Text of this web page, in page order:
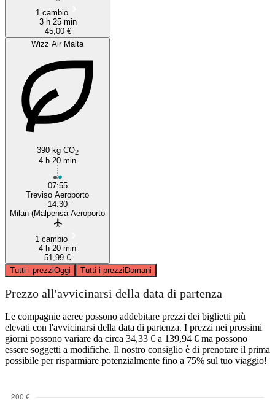
1 cambio
3 h 25 min
45,00 €
Wizz Air Malta
390 kg CO2
4 h 20 min
07:55
Treviso Aeroporto
14:30
Milan (Malpensa Aeroporto
1 cambio
4 h 20 min
51,99 €
Tutti i prezziOggi Tutti i prezziDomani
Prezzo all'avvicinarsi della data di partenza
Le compagnie aeree possono addebitare prezzi dei biglietti più
elevati con l'avvicinarsi della data di partenza. I prezzi nei prossimi
giorni possono variare da circa 34,33 € a 139,94 € ma possono
essere soggetti a modifiche. Il nostro consiglio è di prenotare il prima
possibile per risparmiare potenzialmente fino a 75% sul tuo viaggio!